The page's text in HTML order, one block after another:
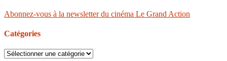
Abonnez-vous à la newsletter du cinéma Le Grand Action
Catégories
Catégories